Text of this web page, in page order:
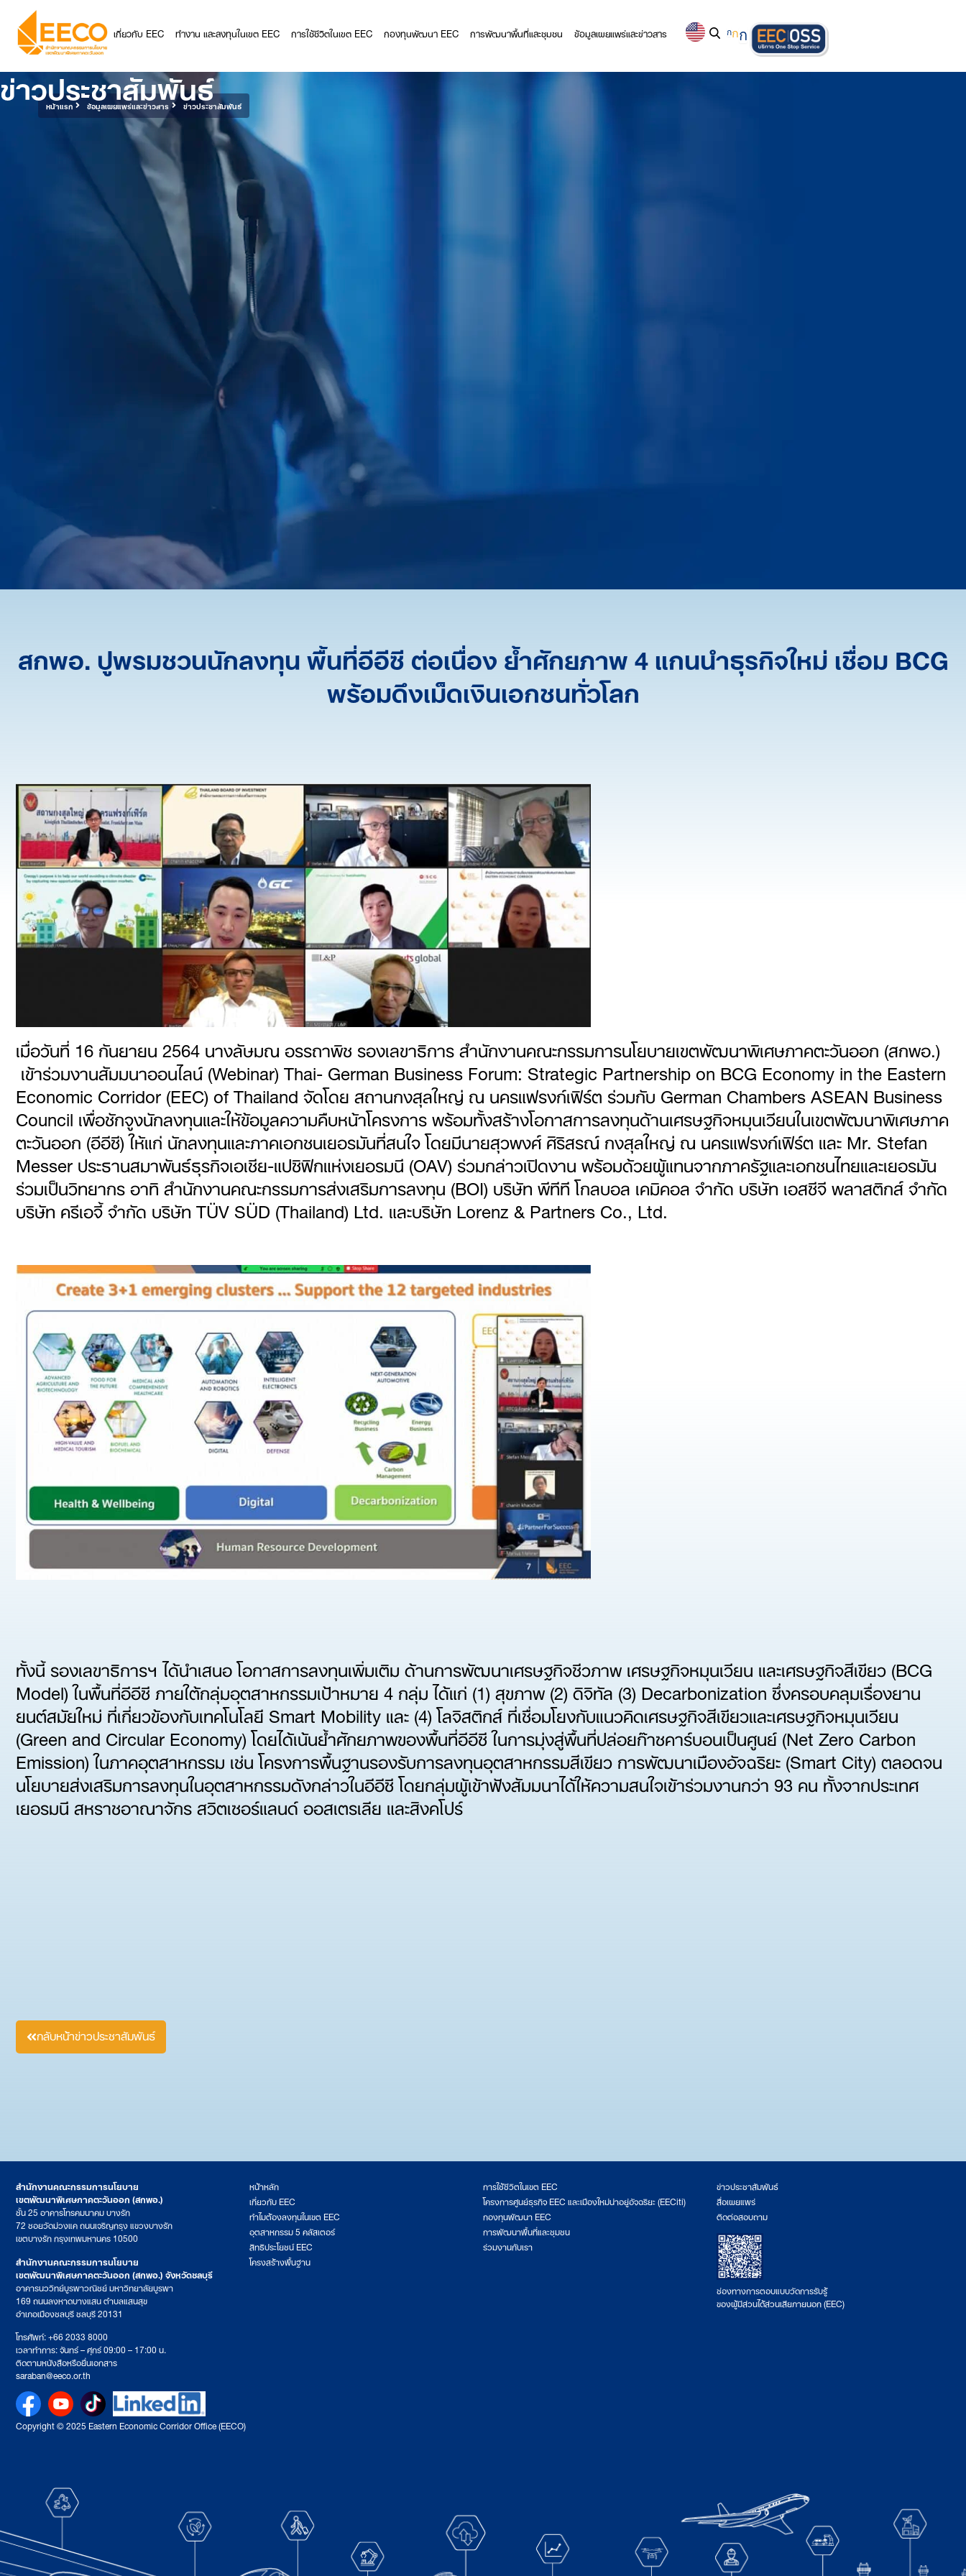
เกี่ยวกับ EEC ทำงาน และลงทุนในเขต EEC การใช้ชีวิตในเขต EEC กองทุนพัฒนา EEC การพัฒนาพื้นที่และชุมชน ข้อมูลเผยแพร่และข่าวสาร กกก
หน้าแรก ข้อมูลเผยแพร่และข่าวสาร ข่าวประชาสัมพันธ์
ข่าวประชาสัมพันธ์
สกพอ. ปูพรมชวนนักลงทุน พื้นที่อีอีซี ต่อเนื่อง ย้ำศักยภาพ 4 แกนนำธุรกิจใหม่ เชื่อม BCG
พร้อมดึงเม็ดเงินเอกชนทั่วโลก
เมื่อวันที่ 16 กันยายน 2564 นางลัษมณ อรรถาพิช รองเลขาธิการ สำนักงานคณะกรรมการนโยบายเขตพัฒนาพิเศษภาคตะวันออก (สกพอ.)
เข้าร่วมงานสัมมนาออนไลน์ (Webinar) Thai- German Business Forum: Strategic Partnership on BCG Economy in the Eastern
Economic Corridor (EEC) of Thailand จัดโดย สถานกงสุลใหญ่ ณ นครแฟรงก์เฟิร์ต ร่วมกับ German Chambers ASEAN Business
Council เพื่อชักจูงนักลงทุนและให้ข้อมูลความคืบหน้าโครงการ พร้อมทั้งสร้างโอกาสการลงทุนด้านเศรษฐกิจหมุนเวียนในเขตพัฒนาพิเศษภาค
ตะวันออก (อีอีซี) ให้แก่ นักลงทุนและภาคเอกชนเยอรมันที่สนใจ โดยมีนายสุวพงศ์ ศิริสรณ์ กงสุลใหญ่ ณ นครแฟรงก์เฟิร์ต และ Mr. Stefan
Messer ประธานสมาพันธ์ธุรกิจเอเชีย-แปซิฟิกแห่งเยอรมนี (OAV) ร่วมกล่าวเปิดงาน พร้อมด้วยผู้แทนจากภาครัฐและเอกชนไทยและเยอรมัน
ร่วมเป็นวิทยากร อาทิ สำนักงานคณะกรรมการส่งเสริมการลงทุน (BOI) บริษัท พีทีที โกลบอล เคมิคอล จำกัด บริษัท เอสซีจี พลาสติกส์ จำกัด
บริษัท ครีเอจี้ จำกัด บริษัท TÜV SÜD (Thailand) Ltd. และบริษัท Lorenz & Partners Co., Ltd.
ทั้งนี้ รองเลขาธิการฯ ได้นำเสนอ โอกาสการลงทุนเพิ่มเติม ด้านการพัฒนาเศรษฐกิจชีวภาพ เศรษฐกิจหมุนเวียน และเศรษฐกิจสีเขียว (BCG
Model) ในพื้นที่อีอีซี ภายใต้กลุ่มอุตสาหกรรมเป้าหมาย 4 กลุ่ม ได้แก่ (1) สุขภาพ (2) ดิจิทัล (3) Decarbonization ซึ่งครอบคลุมเรื่องยาน
ยนต์สมัยใหม่ ที่เกี่ยวข้องกับเทคโนโลยี Smart Mobility และ (4) โลจิสติกส์ ที่เชื่อมโยงกับแนวคิดเศรษฐกิจสีเขียวและเศรษฐกิจหมุนเวียน
(Green and Circular Economy) โดยได้เน้นย้ำศักยภาพของพื้นที่อีอีซี ในการมุ่งสู่พื้นที่ปล่อยก๊าซคาร์บอนเป็นศูนย์ (Net Zero Carbon
Emission) ในภาคอุตสาหกรรม เช่น โครงการพื้นฐานรองรับการลงทุนอุตสาหกรรมสีเขียว การพัฒนาเมืองอัจฉริยะ (Smart City) ตลอดจน
นโยบายส่งเสริมการลงทุนในอุตสาหกรรมดังกล่าวในอีอีซี โดยกลุ่มผู้เข้าฟังสัมมนาได้ให้ความสนใจเข้าร่วมงานกว่า 93 คน ทั้งจากประเทศ
เยอรมนี สหราชอาณาจักร สวิตเซอร์แลนด์ ออสเตรเลีย และสิงคโปร์
กลับหน้าข่าวประชาสัมพันธ์
สำนักงานคณะกรรมการนโยบาย
เขตพัฒนาพิเศษภาคตะวันออก (สกพอ.)
ชั้น 25 อาคารโทรคมนาคม บางรัก
72 ซอยวัดม่วงแค ถนนเจริญกรุง แขวงบางรัก
เขตบางรัก กรุงเทพมหานคร 10500
สำนักงานคณะกรรมการนโยบาย
เขตพัฒนาพิเศษภาคตะวันออก (สกพอ.) จังหวัดชลบุรี
อาคารนววิทย์บูรพาวณิชย์ มหาวิทยาลัยบูรพา
169 ถนนลงหาดบางแสน ตำบลแสนสุข
อำเภอเมืองชลบุรี ชลบุรี 20131
โทรศัพท์: +66 2033 8000
เวลาทำการ: จันทร์ – ศุกร์ 09:00 – 17:00 น.
ติดตามหนังสือหรือยื่นเอกสาร
saraban@eeco.or.th
หน้าหลัก
เกี่ยวกับ EEC
ทำไมต้องลงทุนในเขต EEC
อุตสาหกรรม 5 คลัสเตอร์
สิทธิประโยชน์ EEC
โครงสร้างพื้นฐาน
การใช้ชีวิตในเขต EEC
โครงการศูนย์ธุรกิจ EEC และเมืองใหม่น่าอยู่อัจฉริยะ (EECiti)
กองทุนพัฒนา EEC
การพัฒนาพื้นที่และชุมชน
ร่วมงานกับเรา
ข่าวประชาสัมพันธ์
สื่อเผยแพร่
ติดต่อสอบถาม
ช่องทางการตอบแบบวัดการรับรู้
ของผู้มีส่วนได้ส่วนเสียภายนอก (EEC)
Copyright © 2025 Eastern Economic Corridor Office (EECO)